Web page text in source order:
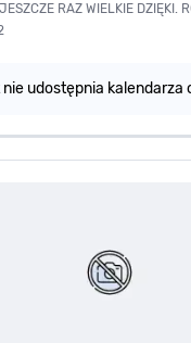
RAZ WIELKIE DZIĘKI.
udostępnia kalendarza